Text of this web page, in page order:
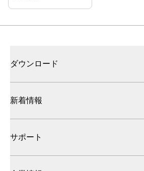
ダウンロード
新着情報
サポート